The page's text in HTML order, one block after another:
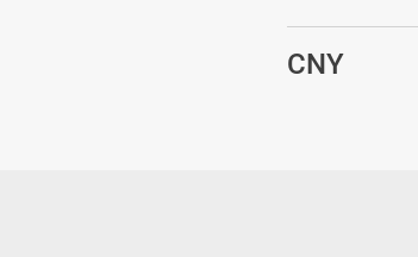
CNY